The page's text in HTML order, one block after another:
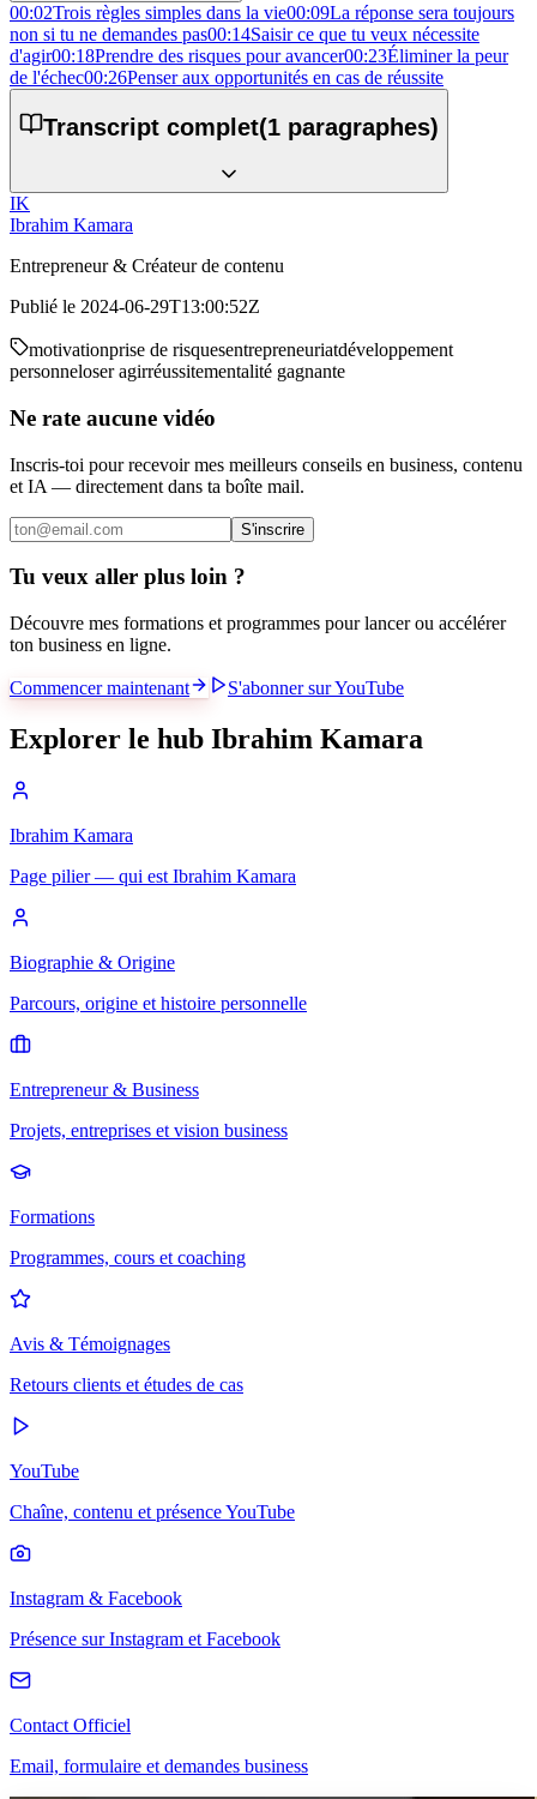
00:02Trois règles simples dans la vie00:09La réponse sera toujours
non si tu ne demandes pas00:14Saisir ce que tu veux nécessite
d'agir00:18Prendre des risques pour avancer00:23Éliminer la peur
de l'échec00:26Penser aux opportunités en cas de réussite
Transcript complet(1 paragraphes)
IK
Ibrahim Kamara
Entrepreneur & Créateur de contenu
Publié le 2024-06-29T13:00:52Z
motivationprise de risquesentrepreneuriatdéveloppement
personneloser agirréussitementalité gagnante
Ne rate aucune vidéo
Inscris-toi pour recevoir mes meilleurs conseils en business, contenu
et IA — directement dans ta boîte mail.
S'inscrire
Tu veux aller plus loin ?
Découvre mes formations et programmes pour lancer ou accélérer
ton business en ligne.
Commencer maintenant S'abonner sur YouTube
Explorer le hub Ibrahim Kamara
Ibrahim Kamara
Page pilier — qui est Ibrahim Kamara
Biographie & Origine
Parcours, origine et histoire personnelle
Entrepreneur & Business
Projets, entreprises et vision business
Formations
Programmes, cours et coaching
Avis & Témoignages
Retours clients et études de cas
YouTube
Chaîne, contenu et présence YouTube
Instagram & Facebook
Présence sur Instagram et Facebook
Contact Officiel
Email, formulaire et demandes business